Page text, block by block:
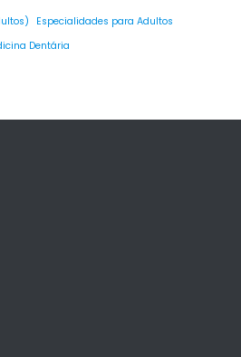
Especialidades para Adultos
Dentária